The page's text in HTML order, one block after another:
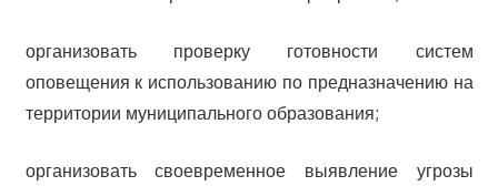
организовать проверку готовности систем
оповещения к использованию по предназначению на
территории муниципального образования;
организовать своевременное выявление угрозы